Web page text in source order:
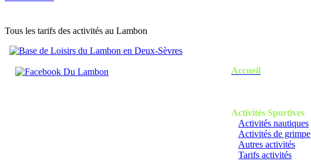
Tous les tarifs des activités au Lambon
Accueil
Activités Sportives
Activités nautiques
Activités de grimpe
Autres activités
Tarifs activités